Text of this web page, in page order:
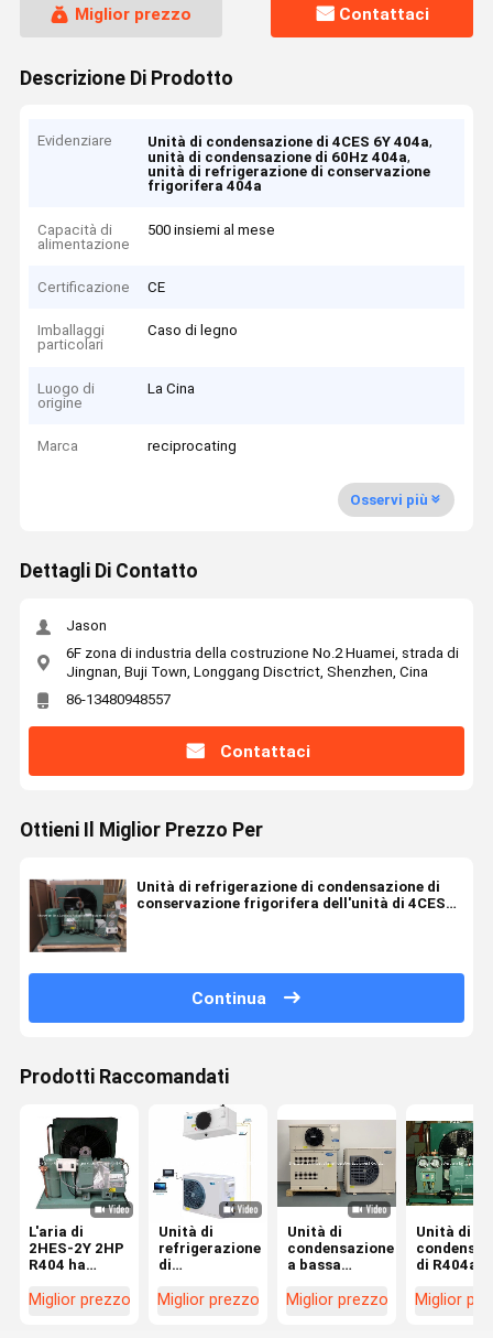
Miglior prezzo Contattaci
Descrizione Di Prodotto
Evidenziare Unità di condensazione di 4CES 6Y 404a,
unità di condensazione di 60Hz 404a,
unità di refrigerazione di conservazione
frigorifera 404a
Capacità di
alimentazione
500 insiemi al mese
Certificazione CE
Imballaggi
particolari
Caso di legno
Luogo di
origine
La Cina
Marca reciprocating
Osservi più
Dettagli Di Contatto
Jason
6F zona di industria della costruzione No.2 Huamei, strada di
Jingnan, Buji Town, Longgang Disctrict, Shenzhen, Cina
86-13480948557
Contattaci
Ottieni Il Miglior Prezzo Per
Unità di refrigerazione di condensazione di
conservazione frigorifera dell'unità di 4CES
Continua
Prodotti Raccomandati
L'aria di
2HES-2Y 2HP
R404 ha
le unità di
Miglior prezzo
Unità di
refrigerazione
di
temporanea
Miglior prezzo
Unità di
condensazione
a bassa
CM-
Miglior prezzo
Unità di
di R404a
Coldroom
Miglior